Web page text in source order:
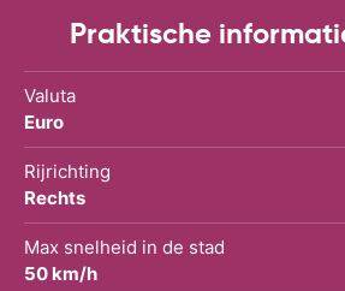
Praktische
Valuta
Euro
Rijrichting
Rechts
Max snelheid in de stad
50 km/h